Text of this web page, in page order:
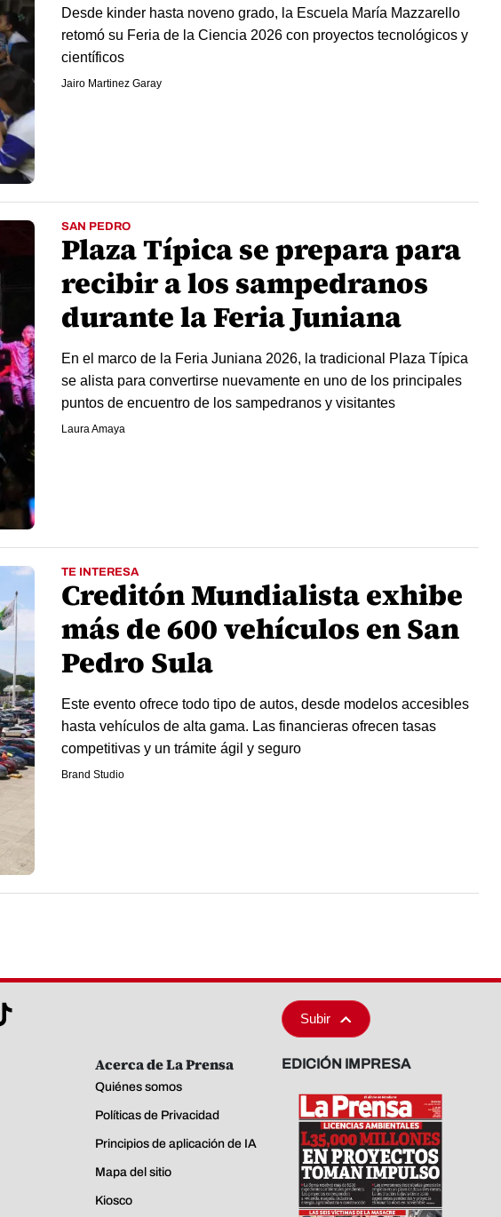
Desde kinder hasta noveno grado, la Escuela María Mazzarello
retomó su Feria de la Ciencia 2026 con proyectos tecnológicos y
científicos
Jairo Martinez Garay
SAN PEDRO
Plaza Típica se prepara para
recibir a los sampedranos
durante la Feria Juniana
En el marco de la Feria Juniana 2026, la tradicional Plaza Típica
se alista para convertirse nuevamente en uno de los principales
puntos de encuentro de los sampedranos y visitantes
Laura Amaya
TE INTERESA
Creditón Mundialista exhibe
más de 600 vehículos en San
Pedro Sula
Este evento ofrece todo tipo de autos, desde modelos accesibles
hasta vehículos de alta gama. Las financieras ofrecen tasas
competitivas y un trámite ágil y seguro
Brand Studio
Subir
Acerca de La Prensa
Quiénes somos
Políticas de Privacidad
Principios de aplicación de IA
Mapa del sitio
Kiosco
EDICIÓN IMPRESA